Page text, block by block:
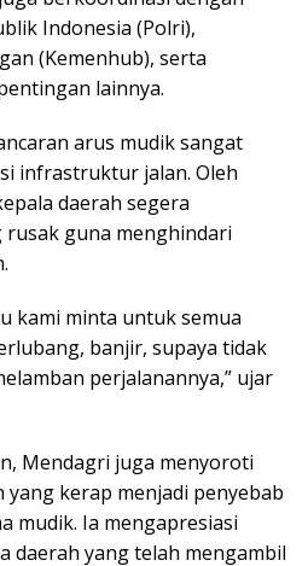
Indonesia (Polri),
(Kemenhub), serta
lainnya.
arus mudik sangat
infrastruktur jalan. Oleh
daerah segera
guna menghindari
kami minta untuk semua
banjir, supaya tidak
perjalanannya,” ujar
Mendagri juga menyoroti
kerap menjadi penyebab
mudik. Ia mengapresiasi
daerah yang telah mengambil